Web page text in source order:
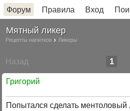
Форум Правила Вход
Мятный ликер
Рецепты напитков Ликеры
Назад 1
Григорий
Попытался сделать ментоловый